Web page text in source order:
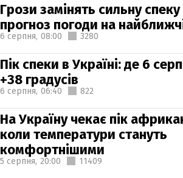
Грози замінять сильну
прогноз погоди на
6 серпня, 08:00 3280
Пік спеки в Україні: де 6
+38 градусів
6 серпня, 06:40 822
На Україну чекає пік
коли температури стануть
комфортнішими
5 серпня, 20:00 11409